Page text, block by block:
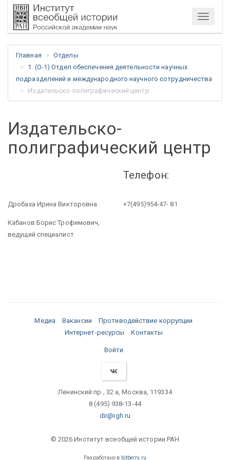
Меню
Главная
Отделы
1. (О-1) Отдел обеспечения деятельности научных
подразделений и международного научного сотрудничества
Издательско-полиграфический центр
Издательско-
полиграфический центр
Телефон:
Дробаха Ирина Викторовна +7(495)954-47- 81
Кабанов Борис Трофимович,
ведущий специалист
Медиа Вакансии
Противодействие коррупции
Интернет-ресурсы
Контакты
Войти
Ленинский пр., 32 а, Москва, 119334
8 (495) 938-13-44
dir@igh.ru
© 2026 Институт всеобщей истории РАН
Разработано в bitberry.ru